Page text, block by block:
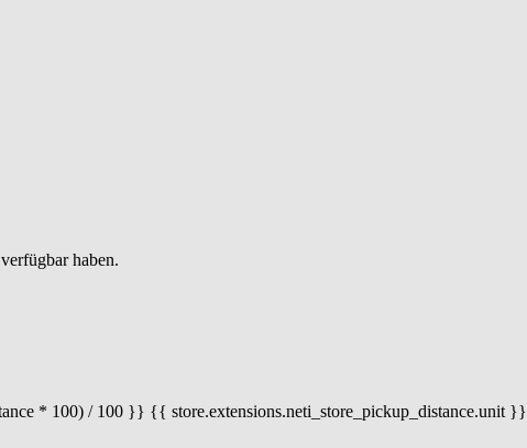
haben.
* 100) / 100 }} {{ store.extensions.neti_store_pickup_distance.unit }}